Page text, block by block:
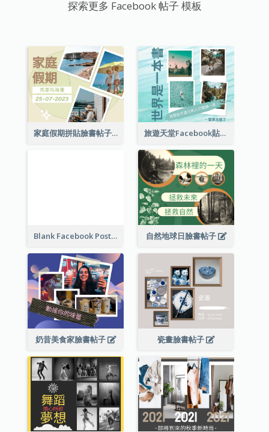
探索更多 Facebook 帖子 模板
家庭假期拼貼臉書帖子 旅遊天堂Facebook貼子
Blank Facebook Post 自然地球日臉書帖子
奶昔美食家臉書帖子 瓷畫臉書帖子